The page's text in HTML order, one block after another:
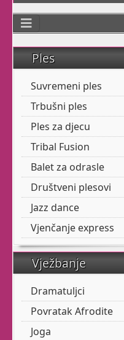
Ples
Suvremeni ples
Trbušni ples
Ples za djecu
Tribal Fusion
Balet za odrasle
Društveni plesovi
Jazz dance
Vjenčanje express
Vježbanje
Dramatuljci
Povratak Afrodite
Joga